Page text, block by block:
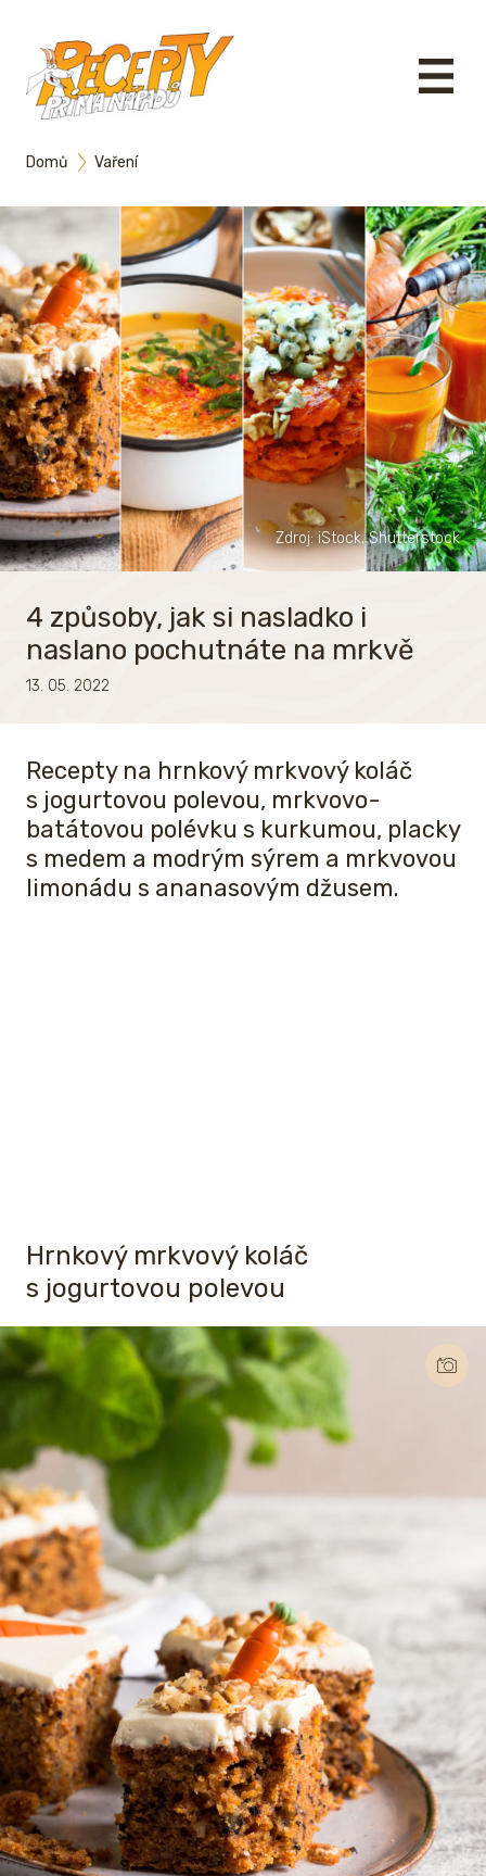
Domů Vaření
Zdroj: iStock, Shutterstock
4 způsoby, jak si nasladko i
naslano pochutnáte na mrkvě
13. 05. 2022
Recepty na hrnkový mrkvový koláč
s jogurtovou polevou, mrkvovo-
batátovou polévku s kurkumou, placky
s medem a modrým sýrem a mrkvovou
limonádu s ananasovým džusem.
Hrnkový mrkvový koláč
s jogurtovou polevou